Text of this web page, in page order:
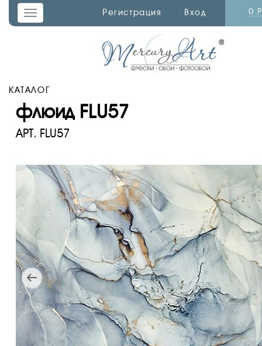
Регистрация Вход 0
Toggle
navigation
КАТАЛОГ
флюид FLU57
АРТ. FLU57